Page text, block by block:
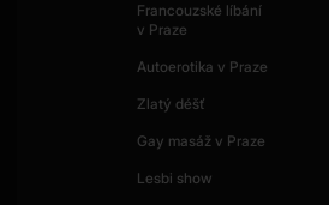
Francouzské líbání
v Praze
Autoerotika v Praze
Zlatý déšť
Gay masáž v Praze
Lesbi show